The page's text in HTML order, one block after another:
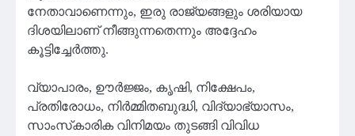
നേതാവാണെന്നും, ഇരു രാജ്യങ്ങളും ശരിയായ
ദിശയിലാണ് നീങ്ങുന്നതെന്നും അദ്ദേഹം
കൂട്ടിച്ചേര്‍ത്തു.
വ്യാപാരം, ഊര്‍ജ്ജം, കൃഷി, നിക്ഷേപം,
പ്രതിരോധം, നിര്‍മ്മിതബുദ്ധി, വിദ്യാഭ്യാസം,
സാംസ്‌കാരിക വിനിമയം തുടങ്ങി വിവിധ